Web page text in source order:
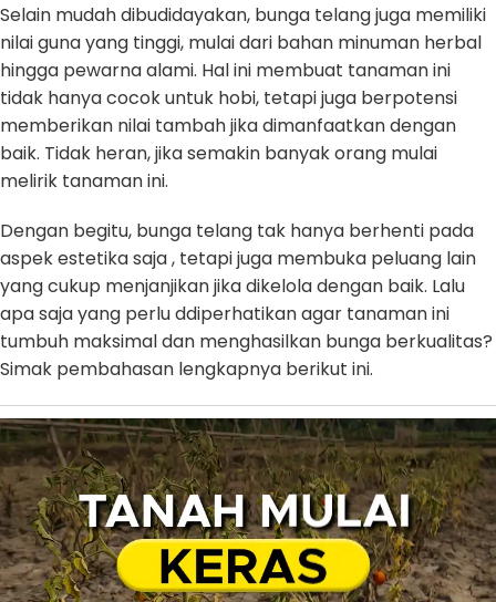
Selain mudah dibudidayakan, bunga telang juga memiliki
nilai guna yang tinggi, mulai dari bahan minuman herbal
hingga pewarna alami. Hal ini membuat tanaman ini
tidak hanya cocok untuk hobi, tetapi juga berpotensi
memberikan nilai tambah jika dimanfaatkan dengan
baik. Tidak heran, jika semakin banyak orang mulai
melirik tanaman ini.
Dengan begitu, bunga telang tak hanya berhenti pada
aspek estetika saja , tetapi juga membuka peluang lain
yang cukup menjanjikan jika dikelola dengan baik. Lalu
apa saja yang perlu ddiperhatikan agar tanaman ini
tumbuh maksimal dan menghasilkan bunga berkualitas?
Simak pembahasan lengkapnya berikut ini.